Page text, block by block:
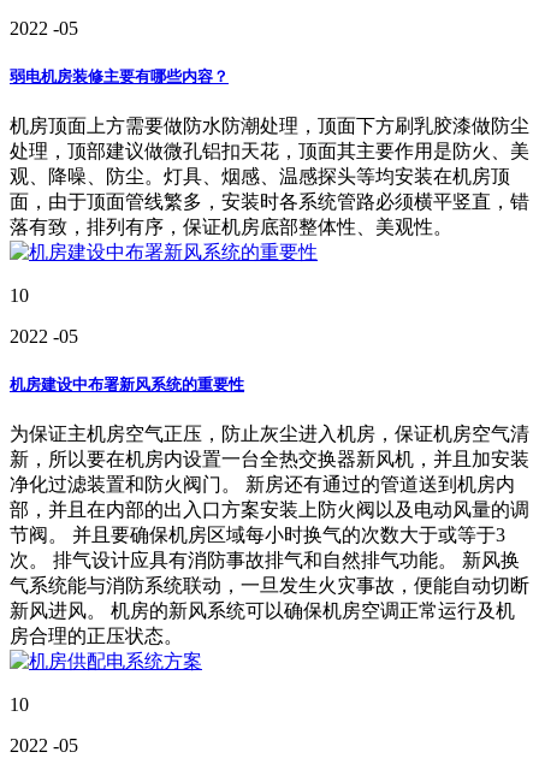
2022 -05
弱电机房装修主要有哪些内容？
机房顶面上方需要做防水防潮处理，顶面下方刷乳胶漆做防尘
处理，顶部建议做微孔铝扣天花，顶面其主要作用是防火、美
观、降噪、防尘。灯具、烟感、温感探头等均安装在机房顶
面，由于顶面管线繁多，安装时各系统管路必须横平竖直，错
落有致，排列有序，保证机房底部整体性、美观性。
10
2022 -05
机房建设中布署新风系统的重要性
为保证主机房空气正压，防止灰尘进入机房，保证机房空气清
新，所以要在机房内设置一台全热交换器新风机，并且加安装
净化过滤装置和防火阀门。 新房还有通过的管道送到机房内
部，并且在内部的出入口方案安装上防火阀以及电动风量的调
节阀。 并且要确保机房区域每小时换气的次数大于或等于3
次。 排气设计应具有消防事故排气和自然排气功能。 新风换
气系统能与消防系统联动，一旦发生火灾事故，便能自动切断
新风进风。 机房的新风系统可以确保机房空调正常运行及机
房合理的正压状态。
10
2022 -05